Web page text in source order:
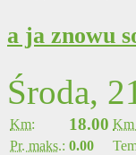
a ja znowu
Środa,
Km: 18.00 Km
Pr. maks.: 0.00